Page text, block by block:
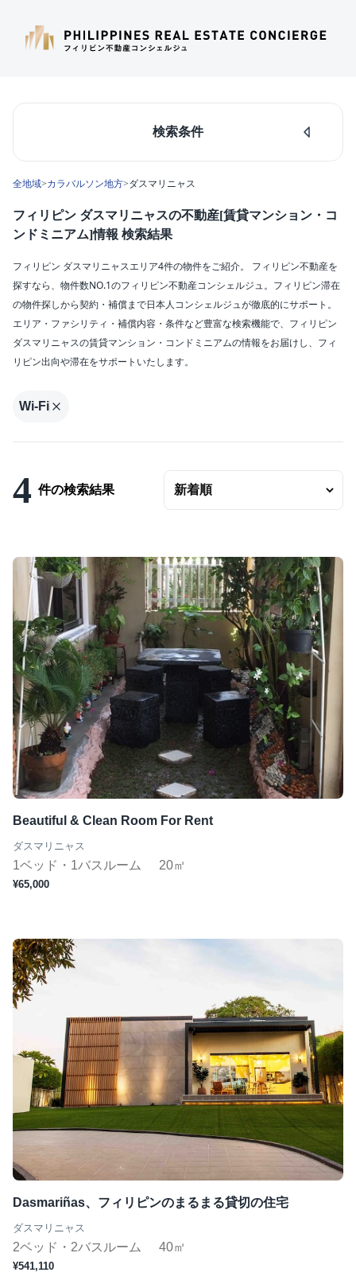
検索条件
マカティ
タギッグ
ケソンシティ
ダパオ
セブシティ
カラバルソン
エリア
ダスマリニャス(4)
エリアの変更
ベッドルーム数
バスルーム数
〜
こだわり条件
駐車場有
エアコンつき
プールつき
ジムあり
Wifi完備
コンシェルジュ
全地域>カラバルソン地方>ダスマリニャス
フィリピン ダスマリニャスの不動産[賃貸マンション・コ
ンドミニアム]情報 検索結果
フィリピン ダスマリニャスエリア4件の物件をご紹介。 フィリピン不動産を
探すなら、物件数NO.1のフィリピン不動産コンシェルジュ。フィリピン滞在
の物件探しから契約・補償まで日本人コンシェルジュが徹底的にサポート。
エリア・ファシリティ・補償内容・条件など豊富な検索機能で、フィリピン
ダスマリニャスの賃貸マンション・コンドミニアムの情報をお届けし、フィ
リピン出向や滞在をサポートいたします。
Wi-Fi
4 件の検索結果
Beautiful & Clean Room For Rent
ダスマリニャス
1ベッド・1バスルーム 20㎡
¥65,000
Dasmariñas、フィリピンのまるまる貸切の住宅
ダスマリニャス
2ベッド・2バスルーム 40㎡
¥541,110